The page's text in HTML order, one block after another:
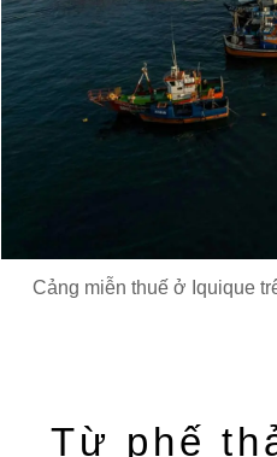
Cảng miễn thuế ở Iquique
Từ phế